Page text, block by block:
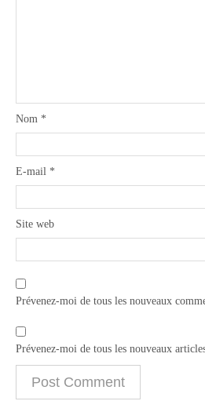
Nom *
E-mail *
Site web
Prévenez-moi de tous les nouveaux
Prévenez-moi de tous les nouveaux